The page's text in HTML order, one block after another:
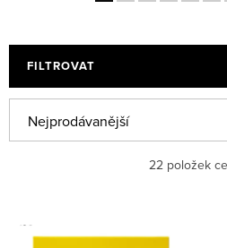
FILTROVAT
ý
a
n
Nejprodávanější
22položek